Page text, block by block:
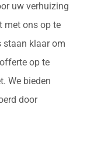
uw verhuizing
met ons op te
staan klaar om
op te
We bieden
door